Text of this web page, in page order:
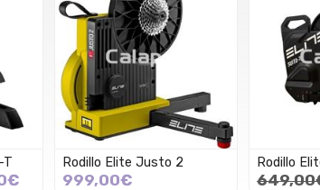
T Rodillo Elite Justo 2
999,00€
Rodillo